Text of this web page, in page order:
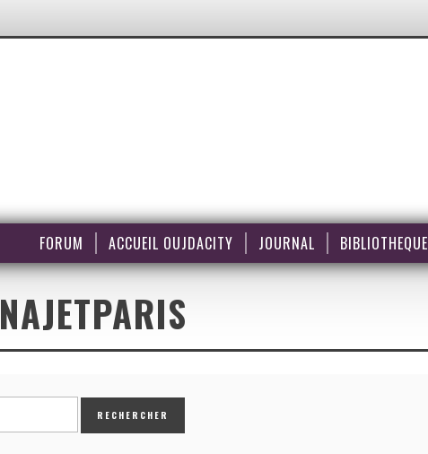
FORUM ACCUEIL OUJDACITY JOURNAL BIBLIOTHEQUE
NAJETPARIS